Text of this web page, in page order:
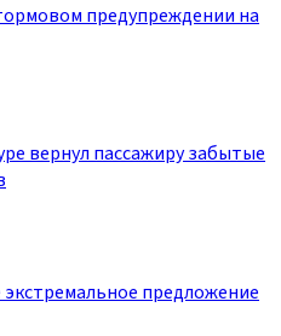
предупреждении на
вернул пассажиру забытые
предложение